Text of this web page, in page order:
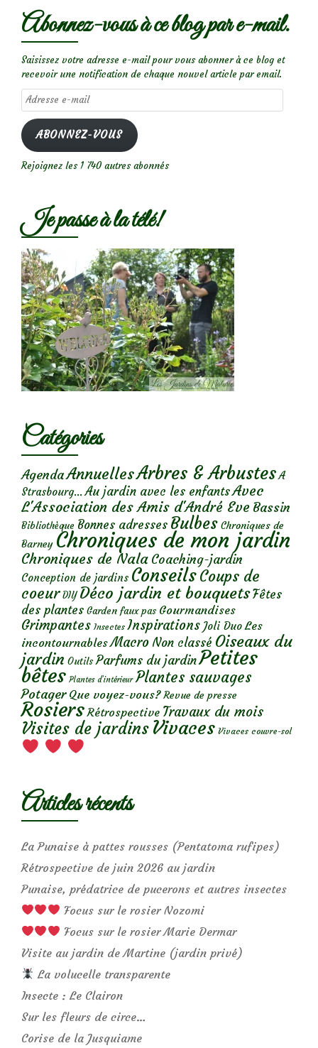
Abonnez-vous à ce blog par e-mail.
Saisissez votre adresse e-mail pour vous abonner à ce blog et
recevoir une notification de chaque nouvel article par email.
Adresse
e-
mail
ABONNEZ-VOUS
Rejoignez les 1 740 autres abonnés
Je passe à la télé!
Catégories
AgendaAnnuellesArbres & Arbustes A
Strasbourg... Au jardin avec les enfantsAvec
L'Association des Amis d'André Eve Bassin
Bibliothèque Bonnes adresses Bulbes Chroniques de
Barney Chroniques de mon jardin
Chroniques de Nala Coaching-jardin
Conception de jardins ConseilsCoups de
coeur DIY Déco jardin et bouquetsFêtes
des plantes Garden faux pas Gourmandises
Grimpantes Insectes Inspirations Joli Duo Les
incontournables Macro Non classé Oiseaux du
jardin Outils Parfums du jardinPetites
bêtes Plantes d’intérieur Plantes sauvages
Potager Que voyez-vous? Revue de presse
Rosiers Rétrospective Travaux du mois
Visites de jardins Vivaces Vivaces couvre-sol
Articles récents
La Punaise à pattes rousses (Pentatoma rufipes)
Rétrospective de juin 2026 au jardin
Punaise, prédatrice de pucerons et autres insectes
Focus sur le rosier Nozomi
Focus sur le rosier Marie Dermar
Visite au jardin de Martine (jardin privé)
La volucelle transparente
Insecte : Le Clairon
Sur les fleurs de circe…
Corise de la Jusquiame